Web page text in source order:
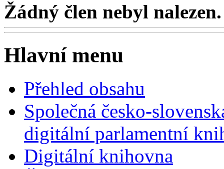
Žádný člen nebyl nalezen.
Hlavní menu
Přehled obsahu
Společná česko-
digitální parlamentní
Digitální knihovna